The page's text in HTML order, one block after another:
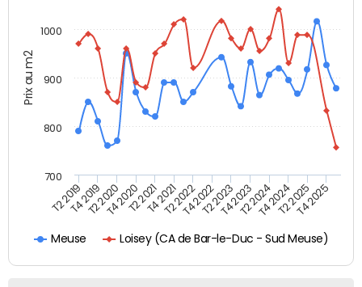
Prix au m2
Meuse Loisey (CA de Bar-le-Duc - Sud Meuse)
T2 2019T4 2019T2 2020T4 2020T2 2021T4 2021T2 2022T4 2022T2 2023T4 2023T2 2024T4 2024T2 2025T4 2025
700
800
900
1000